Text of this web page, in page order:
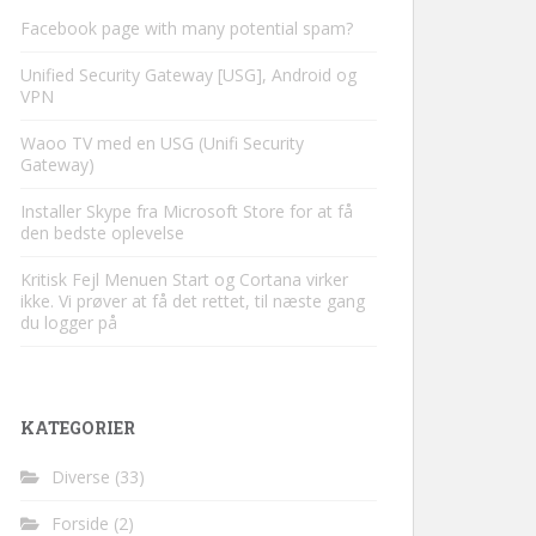
Facebook page with many potential spam?
Unified Security Gateway [USG], Android og
VPN
Waoo TV med en USG (Unifi Security
Gateway)
Installer Skype fra Microsoft Store for at få
den bedste oplevelse
Kritisk Fejl Menuen Start og Cortana virker
ikke. Vi prøver at få det rettet, til næste gang
du logger på
KATEGORIER
Diverse (33)
Forside (2)